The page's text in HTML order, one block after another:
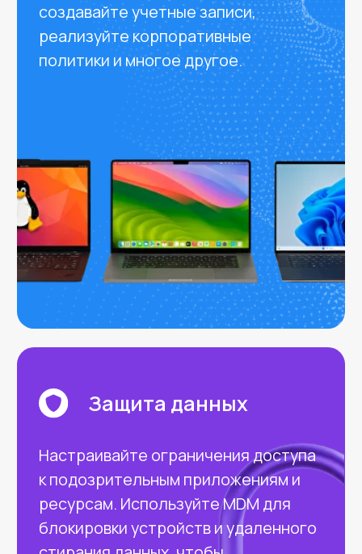
Автоматизация
деплоймент и ротацию устройств с
помощью смарт-групп, богатого
Инвентаризация
Защита данных
Настраивайте ограничения доступа
к подозрительным приложениям и
ресурсам. Используйте MDM для
блокировки устройств и удаленного
стирания данных, чтобы
предотвратить утечку
корпоративной информации.